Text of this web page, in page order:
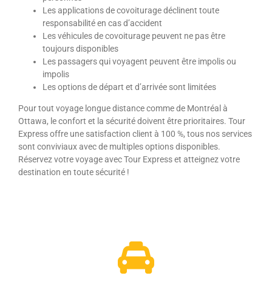
Les applications de covoiturage déclinent toute
responsabilité en cas d’accident
Les véhicules de covoiturage peuvent ne pas être
toujours disponibles
Les passagers qui voyagent peuvent être impolis ou
impolis
Les options de départ et d’arrivée sont limitées
Pour tout voyage longue distance comme de Montréal à
Ottawa, le confort et la sécurité doivent être prioritaires. Tour
Express offre une satisfaction client à 100 %, tous nos services
sont conviviaux avec de multiples options disponibles.
Réservez votre voyage avec Tour Express et atteignez votre
destination en toute sécurité !